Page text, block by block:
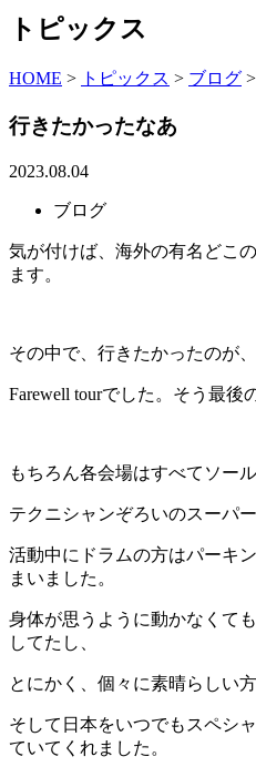
トピックス
HOME > トピックス > ブログ >
行きたかったなあ
2023.08.04
ブログ
気が付けば、海外の有名どこ
ます。
その中で、行きたかったのが、
Farewell tourでした。そう最後
もちろん各会場はすべてソール
テクニシャンぞろいのスーパ
活動中にドラムの方はパーキ
まいました。
身体が思うように動かなくて
してたし、
とにかく、個々に素晴らしい
そして日本をいつでもスペシ
ていてくれました。